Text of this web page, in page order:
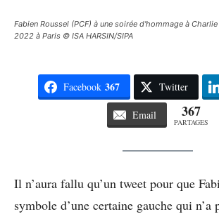
Fabien Roussel (PCF) à une soirée d'hommage à
2022 à Paris © ISA HARSIN/SIPA
Facebook 367 Twitter
Email 367
PARTAGES
Il n’aura fallu qu’un tweet pour que
symbole d’une certaine gauche qui n’a